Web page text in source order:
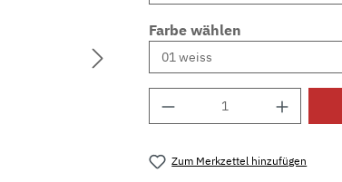
Farbe wählen
Produkt Anzahl:
Zum Merkzettel hinzufügen